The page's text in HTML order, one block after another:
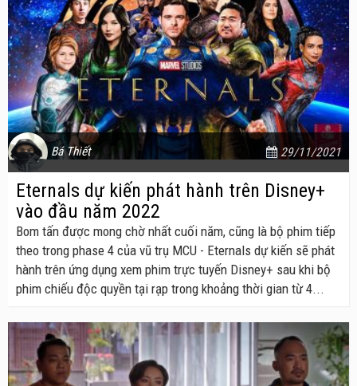
Bá Thiết 29/11/2021
Eternals dự kiến phát hành trên Disney+
vào đầu năm 2022
Bom tấn được mong chờ nhất cuối năm, cũng là bộ phim tiếp
theo trong phase 4 của vũ trụ MCU - Eternals dự kiến sẽ phát
hành trên ứng dụng xem phim trực tuyến Disney+ sau khi bộ
phim chiếu độc quyền tại rạp trong khoảng thời gian từ 4...